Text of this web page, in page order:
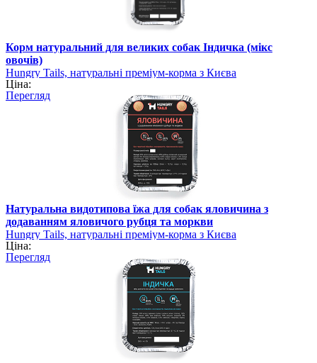
Корм натуральний для великих собак Індичка (мікс
овочів)
Hungry Tails, натуральні преміум-корма з Києва
Ціна:
Перегляд
Натуральна видотипова їжа для собак яловичина з
додаванням яловичого рубця та моркви
Hungry Tails, натуральні преміум-корма з Києва
Ціна:
Перегляд